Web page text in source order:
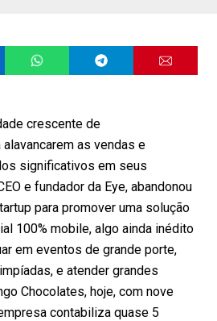
crescente de
as vendas e
significativos em seus
e fundador da Eye, abandonou
para promover uma solução
100% mobile, algo ainda inédito
em eventos de grande porte,
e atender grandes
Chocolates, hoje, com nove
contabiliza quase 5